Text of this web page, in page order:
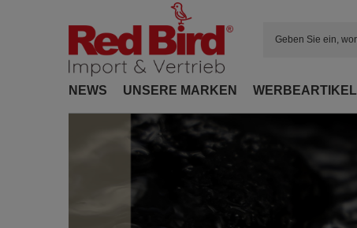
NEWS UNSERE MARKEN WERBEARTIKEL